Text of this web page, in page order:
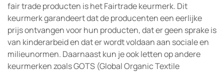
fair trade producten is het Fairtrade keurmerk. Dit
keurmerk garandeert dat de producenten een eerlijke
prijs ontvangen voor hun producten, dat er geen sprake is
van kinderarbeid en dat er wordt voldaan aan sociale en
milieunormen. Daarnaast kun je ook letten op andere
keurmerken zoals GOTS (Global Organic Textile